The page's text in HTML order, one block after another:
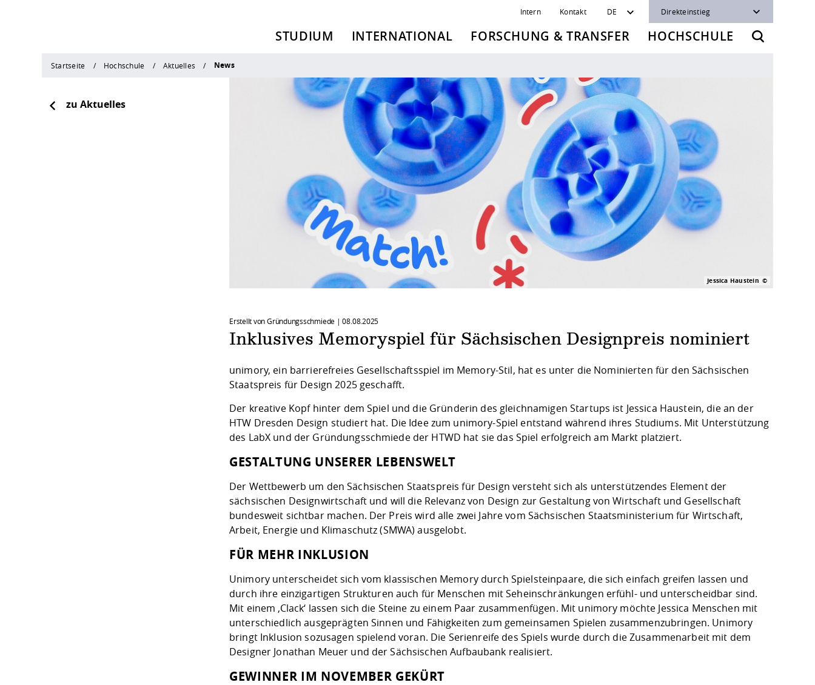
Intern Kontakt DE Direkteinstieg
STUDIUM INTERNATIONAL FORSCHUNG & TRANSFER HOCHSCHULE
Startseite Hochschule Aktuelles News
zu Aktuelles
Jessica Haustein
Erstellt von Gründungsschmiede |08.08.2025
Inklusives Memoryspiel für Sächsischen Designpreis nominiert
unimory, ein barrierefreies Gesellschaftsspiel im Memory-Stil, hat es unter die Nominierten für den Sächsischen
Staatspreis für Design 2025 geschafft.
Der kreative Kopf hinter dem Spiel und die Gründerin des gleichnamigen Startups ist Jessica Haustein, die an der
HTW Dresden Design studiert hat. Die Idee zum unimory-Spiel entstand während ihres Studiums. Mit Unterstützung
des LabX und der Gründungsschmiededer HTWD hat sie das Spiel erfolgreich am Markt platziert.
GESTALTUNG UNSERER LEBENSWELT
Der Wettbewerb um denSächsischen Staatspreis für Design versteht sich als unterstützendes Element der
sächsischen Designwirtschaft und will die Relevanz von Design zur Gestaltung von Wirtschaft und Gesellschaft
bundesweit sichtbar machen. Der Preis wird alle zwei Jahre vom Sächsischen Staatsministerium für Wirtschaft,
Arbeit, Energie und Klimaschutz (SMWA) ausgelobt.
FÜR MEHR INKLUSION
Unimory unterscheidet sich vom klassischen Memory durch Spielsteinpaare, die sich einfach greifen lassen und
durch ihre einzigartigen Strukturen auch für Menschen mit Seheinschränkungen erfühl- und unterscheidbar sind.
Mit einem ‚Clack‘ lassen sich die Steine zu einem Paar zusammenfügen. Mit unimory möchte Jessica Menschen mit
unterschiedlich ausgeprägten Sinnen und Fähigkeiten zum gemeinsamen Spielen zusammenzubringen. Unimory
bringt Inklusion sozusagen spielend voran. Die Serienreife des Spiels wurde durch die Zusammenarbeit mit dem
Designer Jonathan Meuer und der Sächsischen Aufbaubank realisiert.
GEWINNER IM NOVEMBER GEKÜRT